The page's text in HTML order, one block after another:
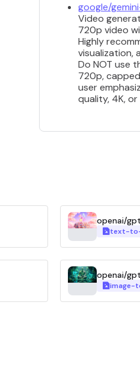
google/
Video
720p video
Highly
visualization,
Do NOT use
720p,
user
quality, 4K,
openai/
text-
openai/
image-